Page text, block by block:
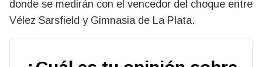
donde se medirán con el vencedor del choque entre
Vélez Sarsfield y Gimnasia de La Plata.